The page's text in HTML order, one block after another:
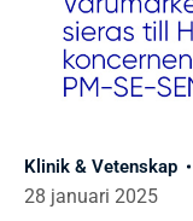
Klinik & Vetenskap
28 januari 2025